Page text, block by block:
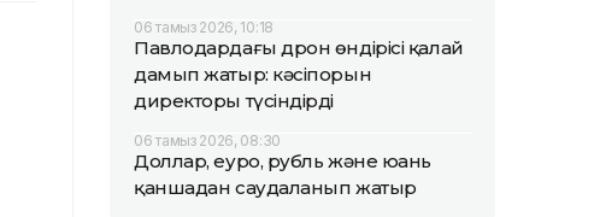
06 тамыз 2026, 10:18
Павлодардағы дрон өндірісі қалай
дамып жатыр: кәсіпорын
директоры түсіндірді
06 тамыз 2026, 08:30
Доллар, еуро, рубль және юань
қаншадан саудаланып жатыр